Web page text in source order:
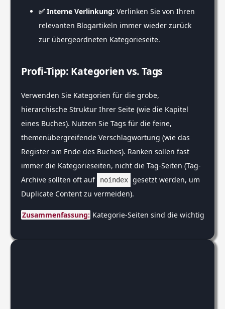
✅ Interne Verlinkung: Verlinken Sie von Ihren
relevanten Blogartikeln immer wieder zurück
zur übergeordneten Kategorieseite.
Profi-Tipp: Kategorien vs. Tags
Verwenden Sie Kategorien für die grobe,
hierarchische Struktur Ihrer Seite (wie die Kapitel
eines Buches). Nutzen Sie Tags für die feine,
themenübergreifende Verschlagwortung (wie das
Register am Ende des Buches). Ranken sollen fast
immer die Kategorieseiten, nicht die Tag-Seiten (Tag-
Archive sollten oft auf
noindex gesetzt werden, um
Duplicate Content zu vermeiden).
Zusammenfassung: Kategorie-Seiten sind die wichtigsten